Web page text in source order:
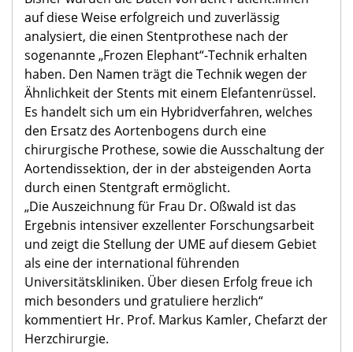
auf diese Weise erfolgreich und zuverlässig
analysiert, die einen Stentprothese nach der
sogenannte „Frozen Elephant“-Technik erhalten
haben. Den Namen trägt die Technik wegen der
Ähnlichkeit der Stents mit einem Elefantenrüssel.
Es handelt sich um ein Hybridverfahren, welches
den Ersatz des Aortenbogens durch eine
chirurgische Prothese, sowie die Ausschaltung der
Aortendissektion, der in der absteigenden Aorta
durch einen Stentgraft ermöglicht.
„Die Auszeichnung für Frau Dr. Oßwald ist das
Ergebnis intensiver exzellenter Forschungsarbeit
und zeigt die Stellung der UME auf diesem Gebiet
als eine der international führenden
Universitätskliniken. Über diesen Erfolg freue ich
mich besonders und gratuliere herzlich“
kommentiert Hr. Prof. Markus Kamler, Chefarzt der
Herzchirurgie.